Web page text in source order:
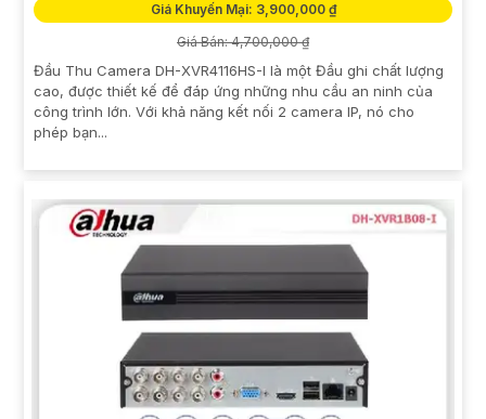
Giá Khuyến Mại: 3,900,000 ₫
Giá Bán: 4,700,000 ₫
Đầu Thu Camera DH-XVR4116HS-I là một Đầu ghi chất lượng
cao, được thiết kế để đáp ứng những nhu cầu an ninh của
công trình lớn. Với khả năng kết nối 2 camera IP, nó cho
phép bạn...